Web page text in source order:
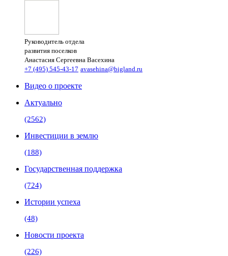
Руководитель отдела
развития поселков
Анастасия Сергеевна Васехина
+7 (495) 545-43-17 avasehina@bigland.ru
Видео о проекте
Актуально
(2562)
Инвестиции в землю
(188)
Государственная поддержка
(724)
Истории успеха
(48)
Новости проекта
(226)